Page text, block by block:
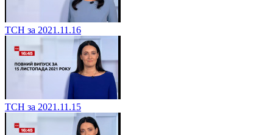
ТСН за 2021.11.16
ТСН за 2021.11.15